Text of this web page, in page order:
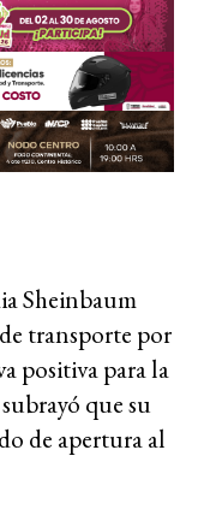
Sheinbaum
transporte por
positiva para la
que su
de apertura al